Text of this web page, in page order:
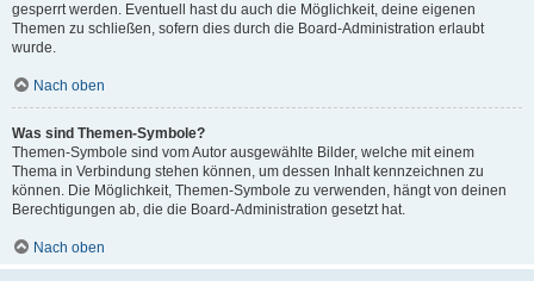
gesperrt werden. Eventuell hast du auch die Möglichkeit, deine eigenen
Themen zu schließen, sofern dies durch die Board-Administration erlaubt
wurde.
Nach oben
Was sind Themen-Symbole?
Themen-Symbole sind vom Autor ausgewählte Bilder, welche mit einem
Thema in Verbindung stehen können, um dessen Inhalt kennzeichnen zu
können. Die Möglichkeit, Themen-Symbole zu verwenden, hängt von deinen
Berechtigungen ab, die die Board-Administration gesetzt hat.
Nach oben